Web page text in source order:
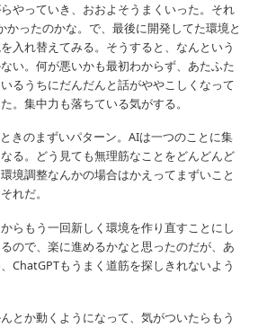
やっていき、おおよそうまくいった。それ
かったのかな。で、最後に開発してた環境と
入れ替えてみる。そうすると、なんという
い。何が悪いかも最初わからず、あたふた
るうちにだんだんと話がややこしくなって
。集中力も落ちている気がする。
きのまずいパターン。AIは一つのことに集
る。どう見ても無理筋なことをどんどんど
境調整なんかの場合はかえってまずいこと
れだ。
らもう一回新しく環境を作り直すことにし
ので、楽に進めるかなと思ったのだが、あ
ChatGPTもうまく道筋を探しきれないよう
とか動くようになって、気がついたらもう